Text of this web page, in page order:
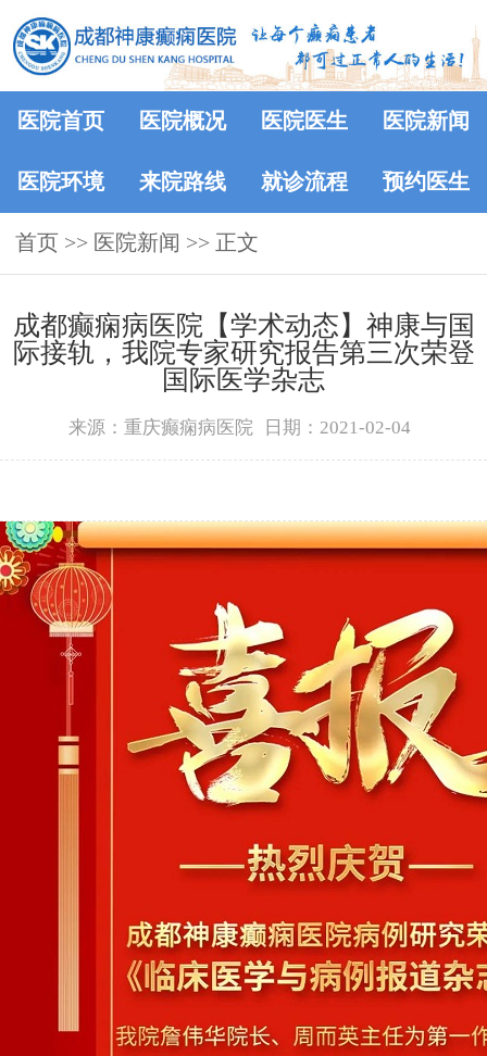
医院首页 医院概况 医院医生 医院新闻
医院环境 来院路线 就诊流程 预约医生
首页 >> 医院新闻 >> 正文
成都癫痫病医院【学术动态】神康与国
际接轨，我院专家研究报告第三次荣登
国际医学杂志
来源：重庆癫痫病医院 日期：2021-02-04